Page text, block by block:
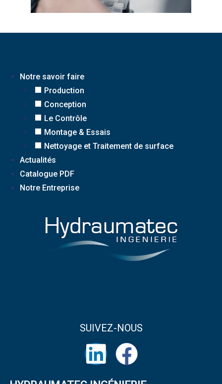
Notre savoir faire
Production
Conception
Le Contrôle
Montage & Essais
Nettoyage et Traitement de surface
Actualités
Catalogue PDF
Notre Entreprise
SUIVEZ-NOUS